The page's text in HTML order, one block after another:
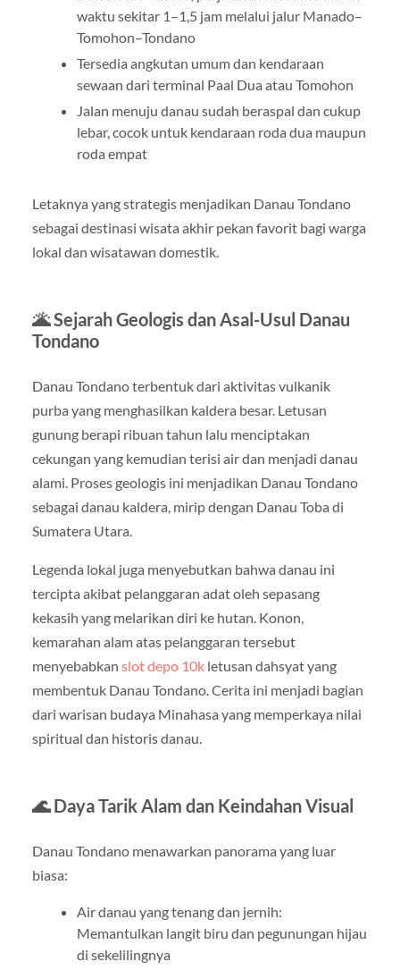
waktu sekitar 1–1,5 jam melalui jalur Manado–
Tomohon–Tondano
Tersedia angkutan umum dan kendaraan
sewaan dari terminal Paal Dua atau Tomohon
Jalan menuju danau sudah beraspal dan cukup
lebar, cocok untuk kendaraan roda dua maupun
roda empat
Letaknya yang strategis menjadikan Danau Tondano
sebagai destinasi wisata akhir pekan favorit bagi warga
lokal dan wisatawan domestik.
🌋 Sejarah Geologis dan Asal-Usul Danau
Tondano
Danau Tondano terbentuk dari aktivitas vulkanik
purba yang menghasilkan kaldera besar. Letusan
gunung berapi ribuan tahun lalu menciptakan
cekungan yang kemudian terisi air dan menjadi danau
alami. Proses geologis ini menjadikan Danau Tondano
sebagai danau kaldera, mirip dengan Danau Toba di
Sumatera Utara.
Legenda lokal juga menyebutkan bahwa danau ini
tercipta akibat pelanggaran adat oleh sepasang
kekasih yang melarikan diri ke hutan. Konon,
kemarahan alam atas pelanggaran tersebut
menyebabkan slot depo 10kletusan dahsyat yang
membentuk Danau Tondano. Cerita ini menjadi bagian
dari warisan budaya Minahasa yang memperkaya nilai
spiritual dan historis danau.
🌊 Daya Tarik Alam dan Keindahan Visual
Danau Tondano menawarkan panorama yang luar
biasa:
Air danau yang tenang dan jernih:
Memantulkan langit biru dan pegunungan hijau
di sekelilingnya